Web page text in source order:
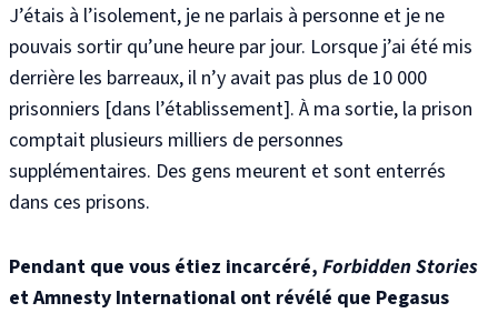
J’étais à l’isolement, je ne parlais à personne et je ne
pouvais sortir qu’une heure par jour. Lorsque j’ai été mis
derrière les barreaux, il n’y avait pas plus de 10 000
prisonniers [dans l’établissement]. À ma sortie, la prison
comptait plusieurs milliers de personnes
supplémentaires. Des gens meurent et sont enterrés
dans ces prisons.
Pendant que vous étiez incarcéré, Forbidden Stories
et Amnesty International ont révélé que Pegasus